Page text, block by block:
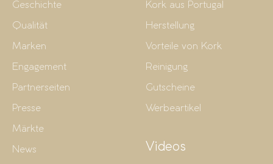
Geschichte
Qualität
Marken
Engagement
Partnerseiten
Presse
Märkte
News
Kork aus Portugal
Herstellung
Vorteile von Kork
Reinigung
Gutscheine
Werbeartikel
Videos